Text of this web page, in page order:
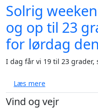
Solrig
og op til 23
for lørdag
I dag får vi 19 til 23 grader,
Læs mereom Solrig
Vind og vejr